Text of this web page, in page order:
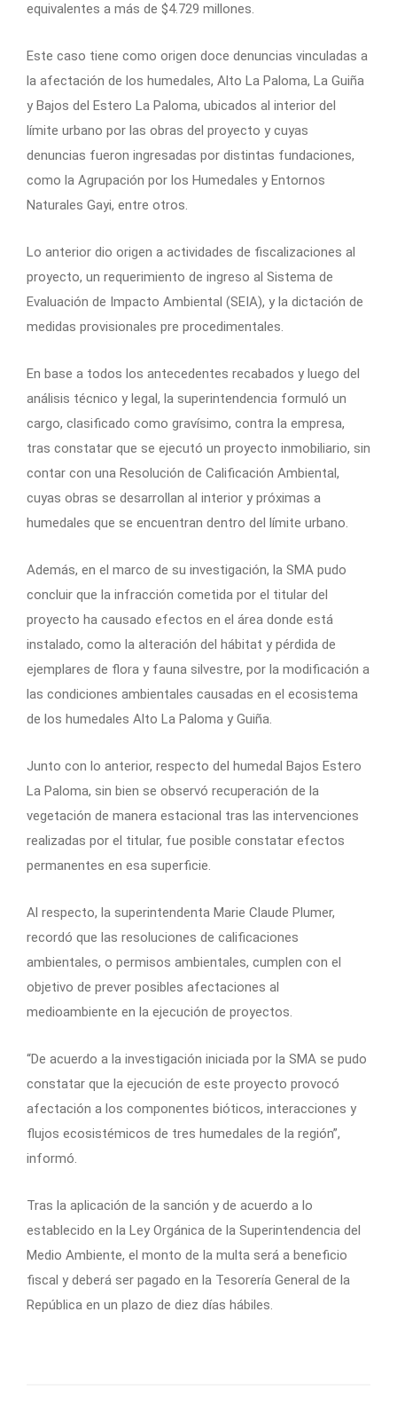
equivalentes a más de $4.729 millones.
Este caso tiene como origen doce denuncias vinculadas a
la afectación de los humedales, Alto La Paloma, La Guiña
y Bajos del Estero La Paloma, ubicados al interior del
límite urbano por las obras del proyecto y cuyas
denuncias fueron ingresadas por distintas fundaciones,
como la Agrupación por los Humedales y Entornos
Naturales Gayi, entre otros.
Lo anterior dio origen a actividades de fiscalizaciones al
proyecto, un requerimiento de ingreso al Sistema de
Evaluación de Impacto Ambiental (SEIA), y la dictación de
medidas provisionales pre procedimentales.
En base a todos los antecedentes recabados y luego del
análisis técnico y legal, la superintendencia formuló un
cargo, clasificado como gravísimo, contra la empresa,
tras constatar que se ejecutó un proyecto inmobiliario, sin
contar con una Resolución de Calificación Ambiental,
cuyas obras se desarrollan al interior y próximas a
humedales que se encuentran dentro del límite urbano.
Además, en el marco de su investigación, la SMA pudo
concluir que la infracción cometida por el titular del
proyecto ha causado efectos en el área donde está
instalado, como la alteración del hábitat y pérdida de
ejemplares de flora y fauna silvestre, por la modificación a
las condiciones ambientales causadas en el ecosistema
de los humedales Alto La Paloma y Guiña.
Junto con lo anterior, respecto del humedal Bajos Estero
La Paloma, sin bien se observó recuperación de la
vegetación de manera estacional tras las intervenciones
realizadas por el titular, fue posible constatar efectos
permanentes en esa superficie.
Al respecto, la superintendenta Marie Claude Plumer,
recordó que las resoluciones de calificaciones
ambientales, o permisos ambientales, cumplen con el
objetivo de prever posibles afectaciones al
medioambiente en la ejecución de proyectos.
“De acuerdo a la investigación iniciada por la SMA se pudo
constatar que la ejecución de este proyecto provocó
afectación a los componentes bióticos, interacciones y
flujos ecosistémicos de tres humedales de la región”,
informó.
Tras la aplicación de la sanción y de acuerdo a lo
establecido en la Ley Orgánica de la Superintendencia del
Medio Ambiente, el monto de la multa será a beneficio
fiscal y deberá ser pagado en la Tesorería General de la
República en un plazo de diez días hábiles.